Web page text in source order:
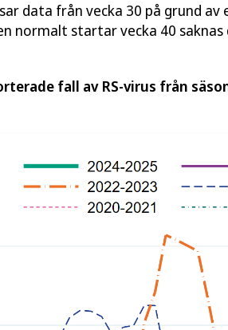
data från vecka 30 på grund
normalt startar vecka 40
fall av RS-virus från